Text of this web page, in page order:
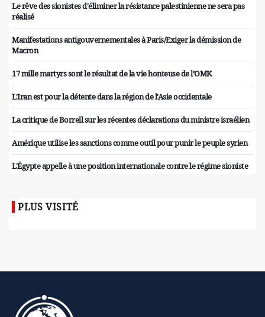
Le rêve des sionistes d'éliminer la résistance palestinienne ne sera pas
réalisé
Manifestations antigouvernementales à Paris/Exiger la démission de
Macron
17 mille martyrs sont le résultat de la vie honteuse de l’OMK
L'Iran est pour la détente dans la région de l'Asie occidentale
La critique de Borrell sur les récentes déclarations du ministre israélien
Amérique utilise les sanctions comme outil pour punir le peuple syrien
L'Égypte appelle à une position internationale contre le régime sioniste
PLUS VISITÉ